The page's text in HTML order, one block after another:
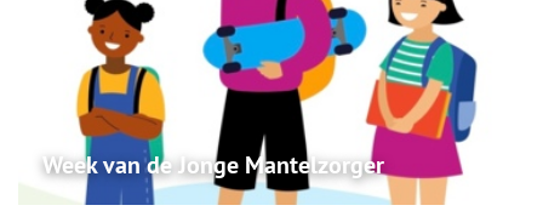
Week van de Jonge Mantelzorger